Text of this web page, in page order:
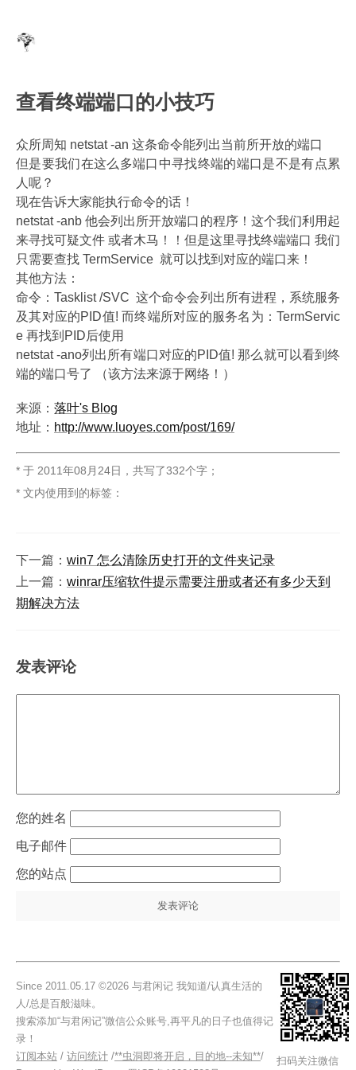
查看终端端口的小技巧
众所周知 netstat -an 这条命令能列出当前所开放的端口
但是要我们在这么多端口中寻找终端的端口是不是有点累
人呢？
现在告诉大家能执行命令的话！
netstat -anb 他会列出所开放端口的程序！这个我们利用起
来寻找可疑文件 或者木马！！但是这里寻找终端端口 我们
只需要查找 TermService 就可以找到对应的端口来！
其他方法：
命令：Tasklist /SVC 这个命令会列出所有进程，系统服务
及其对应的PID值! 而终端所对应的服务名为：TermServic
e 再找到PID后使用
netstat -ano列出所有端口对应的PID值! 那么就可以看到终
端的端口号了 （该方法来源于网络！）
来源： 落叶's Blog
地址： http://www.luoyes.com/post/169/
* 于 2011年08月24日 ， 共写了332个字 ；
* 文内使用到的标签：
下一篇： win7 怎么清除历史打开的文件夹记录
上一篇： winrar压缩软件提示需要注册或者还有多少天到
期解决方法
发表评论
姓名
电子邮件
站点
Since 2011.05.17 ©2026 与君闲记 我知道/认真生活的
人/总是百般滋味。
搜索添加“与君闲记”微信公众账号,再平凡的日子也值得记
录！
订阅本站 / 访问统计 /**虫洞即将开启，目的地--未知**/
扫码关注微信